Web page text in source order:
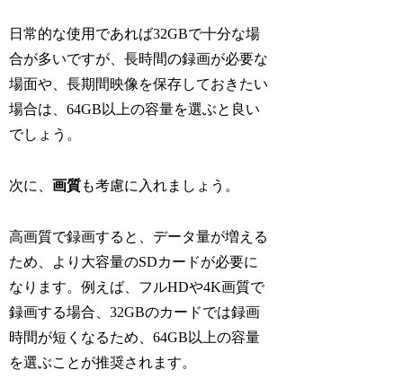
日常的な使用であれば32GBで十分な場
合が多いですが、長時間の録画が必要な
場面や、長期間映像を保存しておきたい
場合は、64GB以上の容量を選ぶと良い
でしょう。
次に、画質も考慮に入れましょう。
高画質で録画すると、データ量が増える
ため、より大容量のSDカードが必要に
なります。例えば、フルHDや4K画質で
録画する場合、32GBのカードでは録画
時間が短くなるため、64GB以上の容量
を選ぶことが推奨されます。